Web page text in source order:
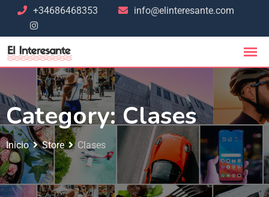
+34686468353 info@elinteresante.com
Category:Clases
Inicio Store Clases